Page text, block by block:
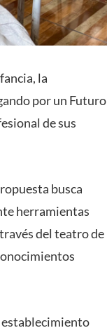
la
por un Futuro
de sus
busca
herramientas
del teatro de
establecimiento